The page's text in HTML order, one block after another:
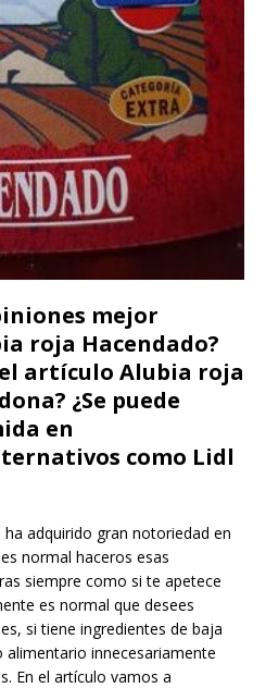
mejor
roja Hacendado?
artículo Alubia roja
¿Se puede
en
como Lidl
ha adquirido gran notoriedad en
normal haceros esas
siempre como si te apetece
es normal que desees
si tiene ingredientes de baja
innecesariamente
En el artículo vamos a